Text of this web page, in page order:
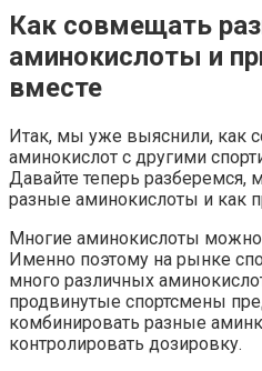
Как совмещать
аминокислоты и
вместе
Итак, мы уже выяснили, как
аминокислот с другими
Давайте теперь
разные аминокислоты и как
Многие аминокислоты
Именно поэтому на рынке
много различных
продвинутые спортсмены
комбинировать разные
контролировать дозировку.